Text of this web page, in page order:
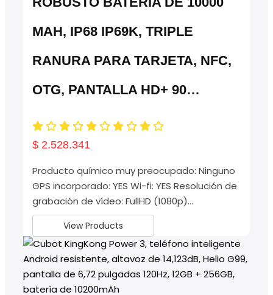
MAH, IP68 IP69K, TRIPLE
RANURA PARA TARJETA, NFC,
OTG, PANTALLA HD+ 90…
$ 2.528.341
Producto químico muy preocupado: Ninguno
GPS incorporado: YES Wi-fi: YES Resolución de
grabación de vídeo: FullHD (1080p)…
View Products